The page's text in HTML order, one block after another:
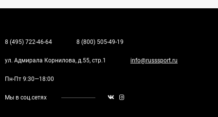
8 (495) 722-46-64 8 (800) 505-49-19
ул. Адмирала Корнилова, д.55, стр.1 info@russsport.ru
Пн-Пт 9:30—18:00
Мы в соц.сетях